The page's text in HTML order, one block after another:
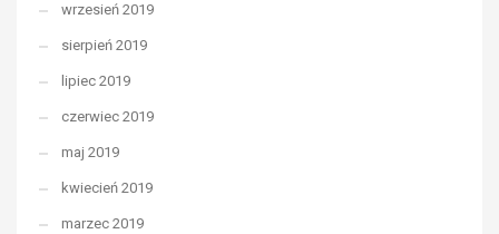
wrzesień 2019
sierpień 2019
lipiec 2019
czerwiec 2019
maj 2019
kwiecień 2019
marzec 2019